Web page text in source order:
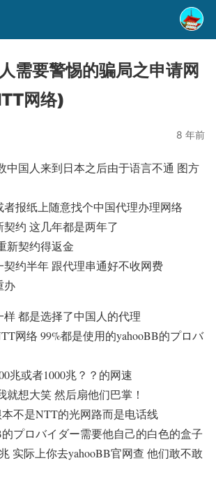
需要警惕的骗局之申请网
网络)
8 年前
中国人来到日本之后由于语言不通 图方
报纸上随意找个中国代理办理网络
约 这几年都是两年了
新契约得返金
约半年 跟代理串通好不收网费
办
都是选择了中国人的代理
网络 99%都是使用的yahooBB的プロバ
兆或者1000兆？？的网速
就想大笑 然后扇他们巴掌！
不是NTT的光网路而是电话线
的プロバイダー需要他自己的白色的盒子
实际上你去yahooBB官网查 他们敢不敢